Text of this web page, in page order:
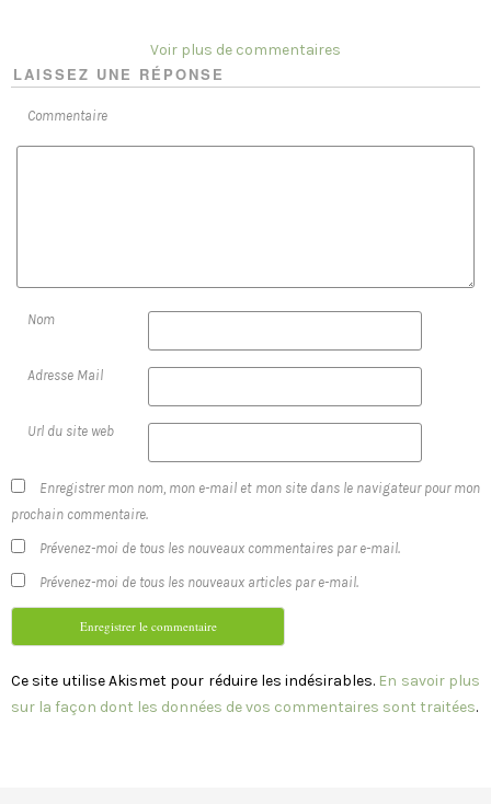
Voir plus de commentaires
LAISSEZ UNE RÉPONSE
Commentaire
Nom
Adresse Mail
Url du site web
Enregistrer mon nom, mon e-mail et mon site dans le navigateur pour mon
prochain commentaire.
Prévenez-moi de tous les nouveaux commentaires par e-mail.
Prévenez-moi de tous les nouveaux articles par e-mail.
Ce site utilise Akismet pour réduire les indésirables. En savoir plus
sur la façon dont les données de vos commentaires sont traitées.